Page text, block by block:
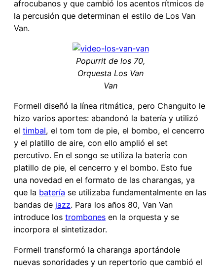
afrocubanos y que cambió los acentos rítmicos de
la percusión que determinan el estilo de Los Van
Van.
Popurrit de los 70,
Orquesta Los Van
Van
Formell diseñó la línea ritmática, pero Changuito le
hizo varios aportes: abandonó la batería y utilizó
el timbal, el tom tom de pie, el bombo, el cencerro
y el platillo de aire, con ello amplió el set
percutivo. En el songo se utiliza la batería con
platillo de pie, el cencerro y el bombo. Esto fue
una novedad en el formato de las charangas, ya
que la batería se utilizaba fundamentalmente en las
bandas de jazz. Para los años 80, Van Van
introduce los trombones en la orquesta y se
incorpora el sintetizador.
Formell transformó la charanga aportándole
nuevas sonoridades y un repertorio que cambió el